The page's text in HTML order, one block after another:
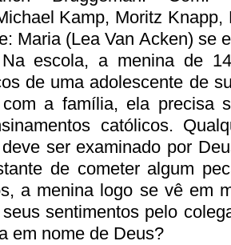
Kamp, Moritz
Maria (Lea Van Acken) se
escola, a menina de
de uma adolescente de
a família, ela precisa
católicos.
ser examinado por
de cometer algum
a menina logo se vê em
sentimentos pelo
em nome de Deus?